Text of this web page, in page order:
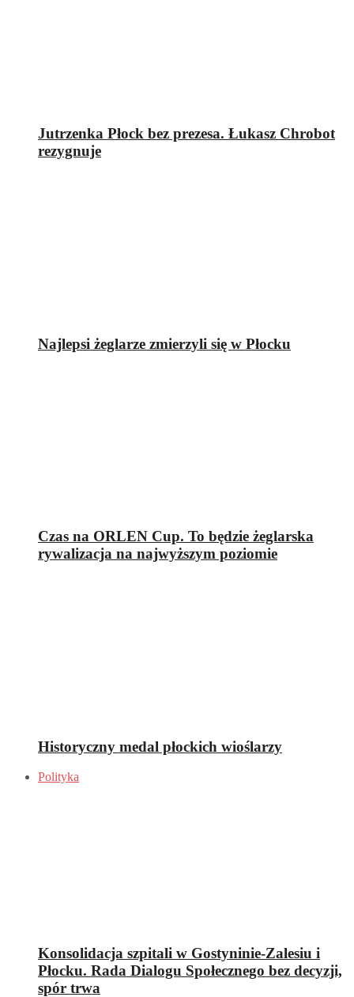
Jutrzenka Płock bez prezesa. Łukasz Chrobot
rezygnuje
Najlepsi żeglarze zmierzyli się w Płocku
Czas na ORLEN Cup. To będzie żeglarska
rywalizacja na najwyższym poziomie
Historyczny medal płockich wioślarzy
Polityka
Konsolidacja szpitali w Gostyninie-Zalesiu i
Płocku. Rada Dialogu Społecznego bez decyzji,
spór trwa